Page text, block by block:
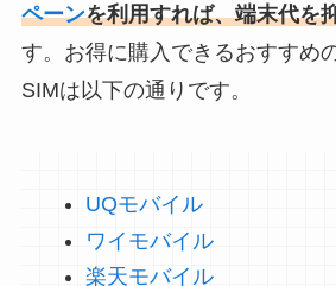
ペーンを利用すれば、端末代を
す。お得に購入できるおすすめ
SIMは以下の通りです。
UQモバイル
ワイモバイル
楽天モバイル